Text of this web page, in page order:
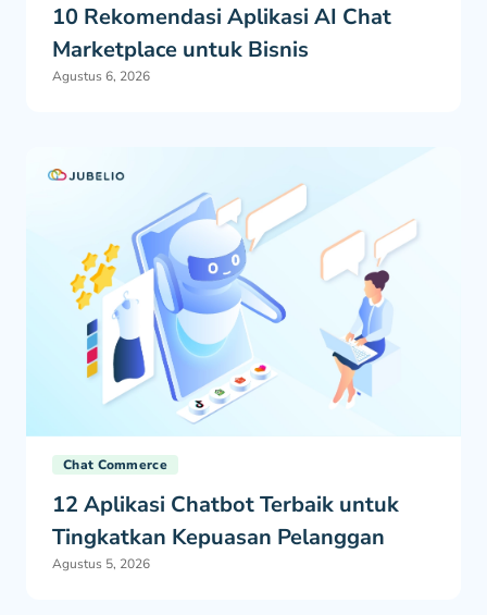
10 Rekomendasi Aplikasi AI Chat
Marketplace untuk Bisnis
Agustus 6, 2026
Chat Commerce
12 Aplikasi Chatbot Terbaik untuk
Tingkatkan Kepuasan Pelanggan
Agustus 5, 2026